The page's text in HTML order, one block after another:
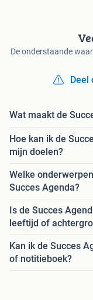
De onderstaande
Deel
Wat maakt de
Hoe kan ik de
mijn doelen?
Welke
Succes Agenda?
Is de Succes
leeftijd of
Kan ik de Succes
of notitieboek?